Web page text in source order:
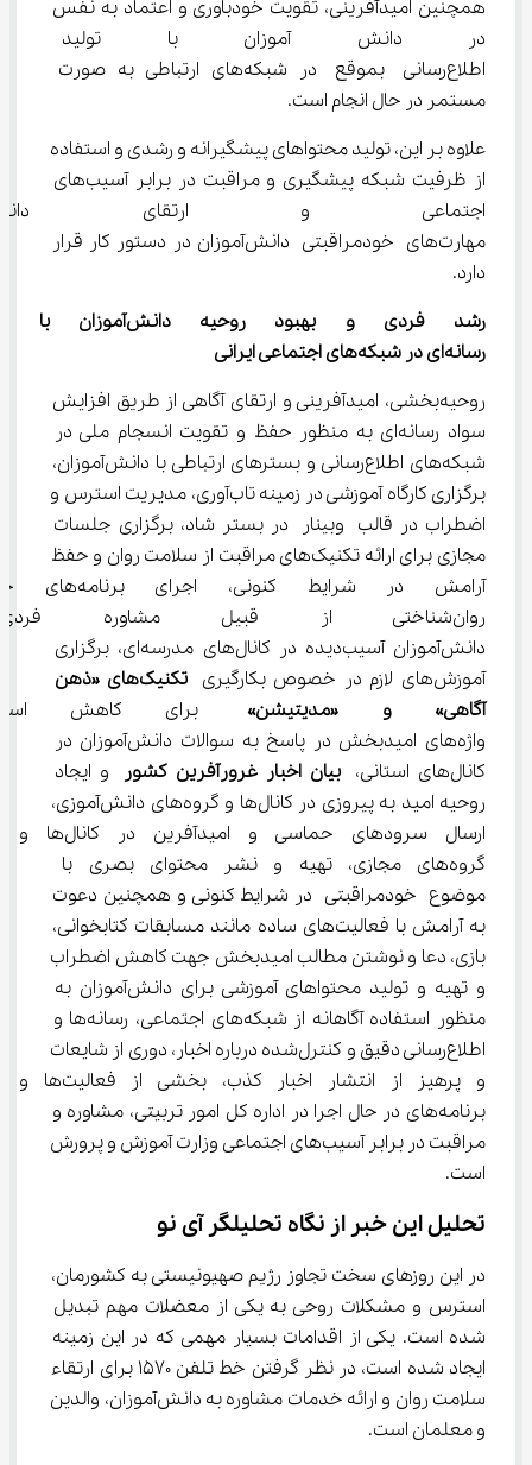
همچنین امیدآفرینی، تقویت خودباوری و اعتماد به نفس
در دانش آموزان با تولید
اطلاع‌رسانی بموقع در شبکه‌های ارتباطی به صورت
مستمر در حال انجام است.
علاوه بر این، تولید محتواهای پیشگیرانه و رشدی و استفاده
از ظرفیت شبکه پیشگیری و مراقبت در برابر آسیب‌های
اجتماعی و ارتقای
مهارت‌های خودمراقبتی دانش‌آموزان در دستور کار قرار
دارد.
رشد فردی و بهبود روحیه
رسانه‌ای در شبکه‌های اجتماعی ایرانی
روحیه‌بخشی، امیدآفرینی و ارتقای آگاهی از طریق افزایش
سواد رسانه‌ای به منظور حفظ و تقویت انسجام ملی در
شبکه‌های اطلاع‌رسانی و بسترهای ارتباطی با دانش‌آموزان،
برگزاری کارگاه آموزشی در زمینه تاب‌آوری، مدیریت استرس و
اضطراب در قالب وبینار در بستر شاد، برگزاری جلسات
مجازی برای ارائه تکنیک‌های مراقبت از سلامت روان و حفظ
آرامش در شرایط کنونی،
روان‌شناختی از قبیل مشاوره
دانش‌آموزان آسیب‌دیده در کانال‌های مدرسه‌ای، برگزاری
آموزش‌های لازم در خصوص بکارگیری
تکنیک‌های «ذهن
آگاهی» و «مدیتیشن» برای کاهش
واژه‌های امیدبخش در پاسخ به سوالات دانش‌آموزان در
کانال‌های استانی،
بیان اخبار غرورآفرین کشور
و ایجاد
روحیه امید به پیروزی در کانال‌ها و گروه‌های دانش‌آموزی،
ارسال سرودهای حماسی و امیدآفرین در کانال‌ها و
گروه‌های مجازی، تهیه و نشر محتوای بصری با
موضوع خودمراقبتی در شرایط کنونی و همچنین دعوت
به آرامش با فعالیت‌های ساده مانند مسابقات کتابخوانی،
بازی، دعا و نوشتن مطالب امیدبخش جهت کاهش اضطراب
و تهیه و تولید محتواهای آموزشی برای دانش‌آموزان به
منظور استفاده آگاهانه از شبکه‌های اجتماعی، رسانه‌ها و
اطلاع‌رسانی دقیق و کنترل‌شده درباره اخبار، دوری از شایعات
و پرهیز از انتشار اخبار کذب، بخشی از فعالیت‌ها و
برنامه‌های در حال اجرا در اداره کل امور تربیتی، مشاوره و
مراقبت در برابر آسیب‌های اجتماعی وزارت آموزش و پرورش
است.
تحلیل این خبر از نگاه تحلیلگر آی نو
در این روزهای سخت تجاوز رژیم صهیونیستی به کشورمان،
استرس و مشکلات روحی به یکی از معضلات مهم تبدیل
شده است. یکی از اقدامات بسیار مهمی که در این زمینه
ایجاد شده است، در نظر گرفتن خط تلفن 1570 برای ارتقاء
سلامت روان و ارائه خدمات مشاوره به دانش‌‌آموزان، والدین
و معلمان است.